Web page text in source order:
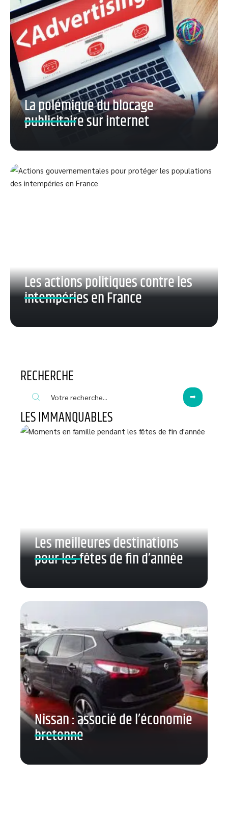
La polémique du blocage
publicitaire sur internet
Les actions politiques contre les
intempéries en France
RECHERCHE
LES IMMANQUABLES
Les meilleures destinations
pour les fêtes de fin d’année
Nissan : associé de l’économie
bretonne